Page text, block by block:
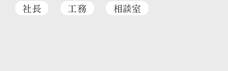
社長 工務 相談室